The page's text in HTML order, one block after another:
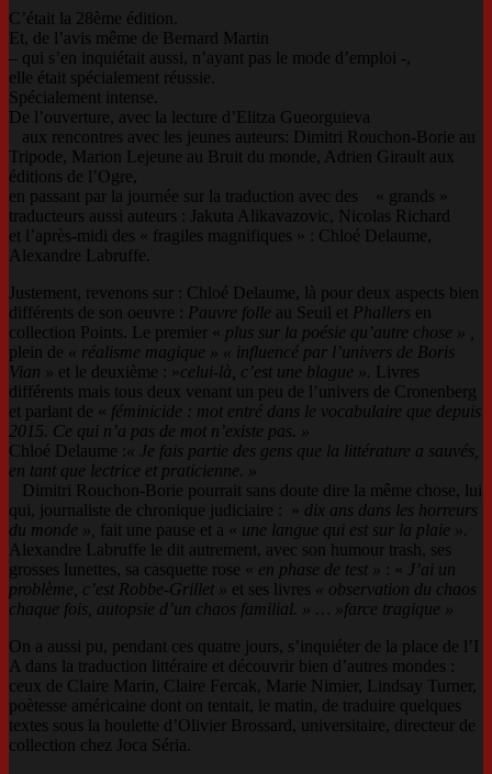
C’était la 28ème édition.
Et, de l’avis même de Bernard Martin
– qui s’en inquiétait aussi, n’ayant pas le mode d’emploi -,
elle était spécialement réussie.
Spécialement intense.
De l’ouverture, avec la lecture d’Elitza Gueorguieva
aux rencontres avec les jeunes auteurs: Dimitri Rouchon-Borie au
Tripode, Marion Lejeune au Bruit du monde, Adrien Girault aux
éditions de l’Ogre,
en passant par la journée sur la traduction avec des
« grands »
traducteurs aussi auteurs : Jakuta Alikavazovic, Nicolas Richard
et l’après-midi des « fragiles magnifiques » : Chloé Delaume,
Alexandre Labruffe.
Justement, revenons sur : Chloé Delaume, là pour deux aspects bien
différents de son oeuvre : Pauvre folle au Seuil et Phallers en
collection Points. Le premier « plus sur la poésie qu’autre chose » ,
plein de « réalisme magique » « influencé par l’univers de Boris
Vian » et le deuxième : »celui-là, c’est une blague ». Livres
différents mais tous deux venant un peu de l’univers de Cronenberg
et parlant de « féminicide : mot entré dans le vocabulaire que depuis
2015. Ce qui n’a pas de mot n’existe pas. »
Chloé Delaume :« Je fais partie des gens que la littérature a sauvés,
en tant que lectrice et praticienne. »
Dimitri Rouchon-Borie pourrait sans doute dire la même chose, lui
qui, journaliste de chronique judiciaire : » dix ans dans les horreurs
du monde »,
fait une pause et a « une langue qui est sur la plaie ».
Alexandre Labruffe le dit autrement, avec son humour trash, ses
grosses lunettes, sa casquette rose « en phase de test » : « J’ai un
problème, c’est Robbe-Grillet » et ses livres « observation du chaos
chaque fois, autopsie d’un chaos familial. » … »farce tragique »
On a aussi pu, pendant ces quatre jours, s’inquiéter de la place de l’I
A dans la traduction littéraire et découvrir bien d’autres mondes :
ceux de Claire Marin, Claire Fercak, Marie Nimier, Lindsay Turner,
poètesse américaine dont on tentait, le matin, de traduire quelques
textes sous la houlette d’Olivier Brossard, universitaire, directeur de
collection chez Joca Séria.